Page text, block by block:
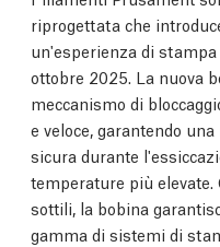
riprogettata che
un'esperienza di
ottobre 2025. La nuova
meccanismo di
e veloce, garantendo
sicura durante
temperature più
sottili, la bobina
gamma di sistemi di